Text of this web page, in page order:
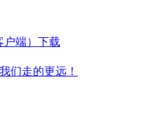
户端）下载
们走的更远！